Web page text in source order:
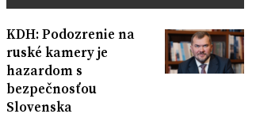
KDH: Podozrenie na
ruské kamery je
hazardom s
bezpečnosťou
Slovenska